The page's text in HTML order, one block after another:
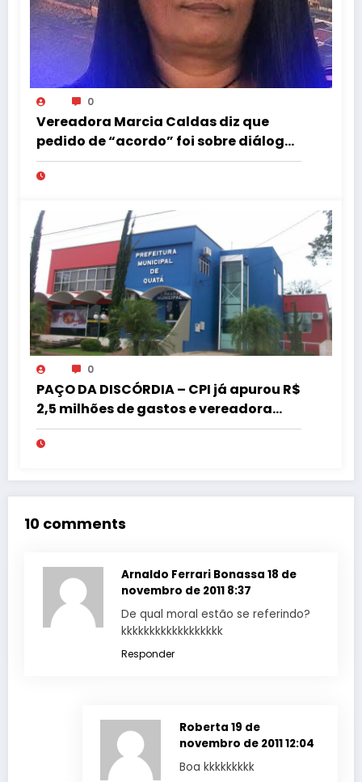
0
Vereadora Marcia Caldas diz que
pedido de “acordo” foi sobre diálogo
institucional
0
PAÇO DA DISCÓRDIA – CPI já apurou R$
2,5 milhões de gastos e vereadora
pede “acordo” para aprovar R$ 9,5
milhões
10 comments
Arnaldo Ferrari Bonassa 18 de
novembro de 2011 8:37
De qual moral estão se referindo?
kkkkkkkkkkkkkkkkkk
Responder
Roberta 19 de
novembro de 2011 12:04
Boa kkkkkkkkk